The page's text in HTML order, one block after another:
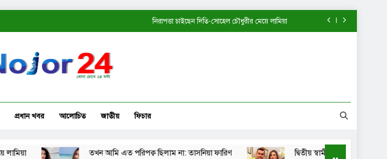
নিরাপত্তা চাইছেন দিতি-সোহেল চৌধুরীর মেয়ে লামিয়া
দ্বিতীয় স্বামীর কাছে ফিরতে চাইছেন মাহিয়া মাহি?
প্রধান খবর আলোচিত জাতীয় ফিচার
তখন আমি এত পরিপক্ব ছিলাম না: তাসনিয়া ফারিণ দ্বিতীয় স্বামীর কাছে ফিরতে চাইছেন